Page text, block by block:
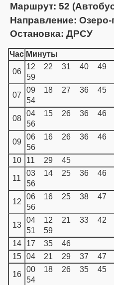
Маршрут: 52
Направление: Озеро-
Остановка: ДРСУ
Час Минуты
06
12 22 31 40
49
59
07
09 18 27 36
45
54
08
04 15 26 36
46
56
09
06 16 26 36
46
56
10
11 29 45
11
03 14 25 36
46
56
12
06 16 25 38
47
56
13
04 12 21 33
42
51
59
14
17 35
46
15
04 21 29 37 47
16
00 18 26 35
45
54